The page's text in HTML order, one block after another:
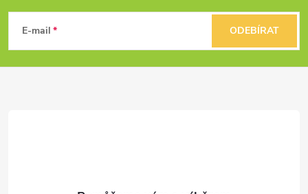
ý
p
i
p
E-mail ODEBÍRAT